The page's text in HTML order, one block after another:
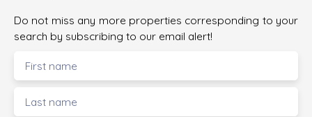
Do not miss any more properties corresponding to your
search by subscribing to our email alert!
First name
Last name